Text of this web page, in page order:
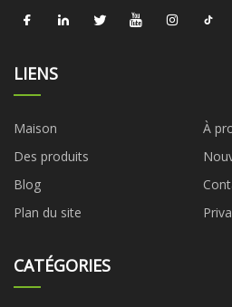
LIENS
Maison
À
Des produits
Blog
Plan du site
CATÉGORIES